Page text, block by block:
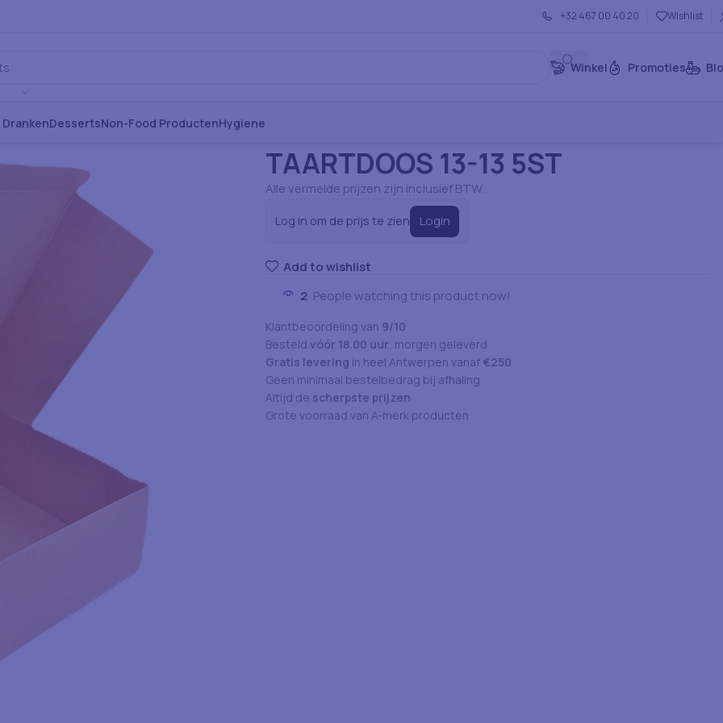
+32 467 00 40 20 Wishlist
Winkel Promoties
DessertsNon-Food ProductenHygiene
TAARTDOOS 13-13 5ST
Alle vermelde prijzen zijn inclusief BTW.
Log in om de prijs te zien Login
Add to wishlist
2 People watching this product now!
Klantbeoordeling van 9/10
Besteld vóór 18.00 uur, morgen geleverd
Gratis levering in heel Antwerpen vanaf €250
Geen minimaal bestelbedrag bij afhaling
Altijd de scherpste prijzen
Grote voorraad van A-merk producten